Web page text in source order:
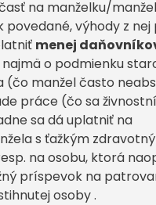
na manželku/
povedané, výhody z nej
menej
najmä o podmienku
(čo manžel často
práce (čo sa
sa dá uplatniť na
s ťažkým
na osobu, ktorá
príspevok na
osoby .